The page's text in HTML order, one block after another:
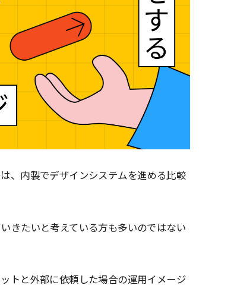
、内製でデザインシステムを進める比較
きたいと考えている方も多いのではない
トと外部に依頼した場合の運用イメージ